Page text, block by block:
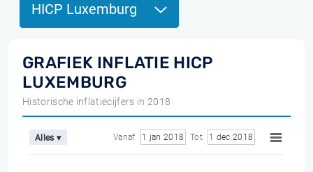
HICP Luxemburg
GRAFIEK INFLATIE HICP
LUXEMBURG
Historische inflatiecijfers in 2018
Alles ▾ Vanaf 1 jan 2018 Tot 1 dec 2018